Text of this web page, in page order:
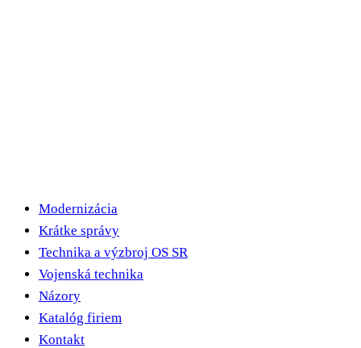
Modernizácia
Krátke správy
Technika a výzbroj OS SR
Vojenská technika
Názory
Katalóg firiem
Kontakt